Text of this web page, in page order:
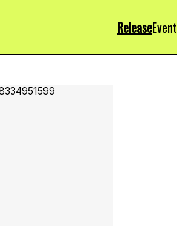
ReleaseEvent